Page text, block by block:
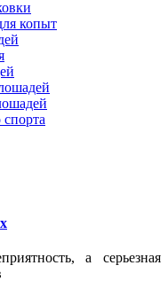
копыт
а серьезная